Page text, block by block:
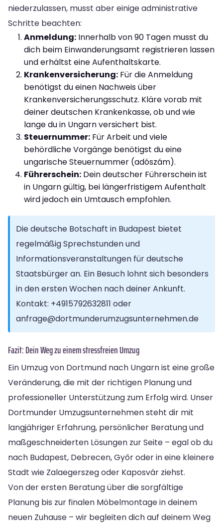
niederzulassen, musst aber einige administrative
Schritte beachten:
Anmeldung: Innerhalb von 90 Tagen musst du
dich beim Einwanderungsamt registrieren lassen
und erhältst eine Aufenthaltskarte.
Krankenversicherung: Für die Anmeldung
benötigst du einen Nachweis über
Krankenversicherungsschutz. Kläre vorab mit
deiner deutschen Krankenkasse, ob und wie
lange du in Ungarn versichert bist.
Steuernummer: Für Arbeit und viele
behördliche Vorgänge benötigst du eine
ungarische Steuernummer (adószám).
Führerschein: Dein deutscher Führerschein ist
in Ungarn gültig, bei längerfristigem Aufenthalt
wird jedoch ein Umtausch empfohlen.
Die deutsche Botschaft in Budapest bietet
regelmäßig Sprechstunden und
Informationsveranstaltungen für deutsche
Staatsbürger an. Ein Besuch lohnt sich besonders
in den ersten Wochen nach deiner Ankunft.
Kontakt: +4915792632811 oder
anfrage@dortmunderumzugsunternehmen.de
Fazit: Dein Weg zu einem stressfreien Umzug
Ein Umzug von Dortmund nach Ungarn ist eine große
Veränderung, die mit der richtigen Planung und
professioneller Unterstützung zum Erfolg wird. Unser
Dortmunder Umzugsunternehmen steht dir mit
langjähriger Erfahrung, persönlicher Beratung und
maßgeschneiderten Lösungen zur Seite – egal ob du
nach Budapest, Debrecen, Győr oder in eine kleinere
Stadt wie Zalaegerszeg oder Kaposvár ziehst.
Von der ersten Beratung über die sorgfältige
Planung bis zur finalen Möbelmontage in deinem
neuen Zuhause – wir begleiten dich auf deinem Weg